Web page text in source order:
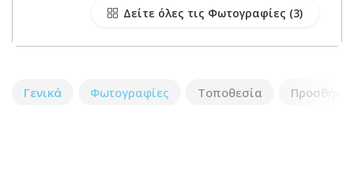
Δείτε όλες τις Φωτογραφίες
Γενικά Φωτογραφίες Τοποθεσία Προσθήκη